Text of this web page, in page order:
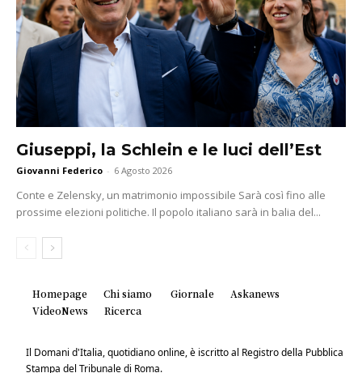
Giuseppi, la Schlein e le luci dell’Est
Giovanni Federico - 6 Agosto 2026
Conte e Zelensky, un matrimonio impossibile Sarà così fino alle
prossime elezioni politiche. Il popolo italiano sarà in balia del...
Homepage Chi siamo Giornale
Askanews
VideoNews
Ricerca
Il Domani d'Italia, quotidiano online, è iscritto al Registro della Pubblica
Stampa del Tribunale di Roma.